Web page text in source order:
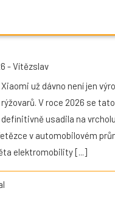
-Vítězslav
Xiaomi už dávno není jen
rýžovarů. V roce 2026 se
definitivně usadila na
v automobilovém
elektromobility[...]